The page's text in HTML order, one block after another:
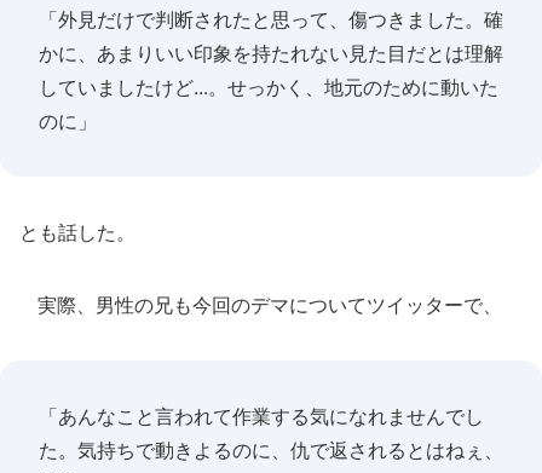
「外見だけで判断されたと思って、傷つきました。確
かに、あまりいい印象を持たれない見た目だとは理解
していましたけど...。せっかく、地元のために動いた
のに」
とも話した。
実際、男性の兄も今回のデマについてツイッターで、
「あんなこと言われて作業する気になれませんでし
た。気持ちで動きよるのに、仇で返されるとはねぇ、